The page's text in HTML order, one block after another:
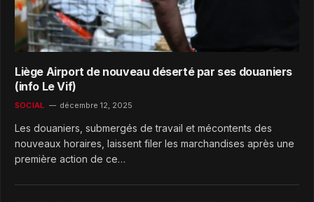
Liège Airport de nouveau déserté par ses douaniers
(info Le Vif)
SOCIAL décembre 12, 2025
Les douaniers, submergés de travail et mécontents des
nouveaux horaires, laissent filer les marchandises après une
première action de ce…